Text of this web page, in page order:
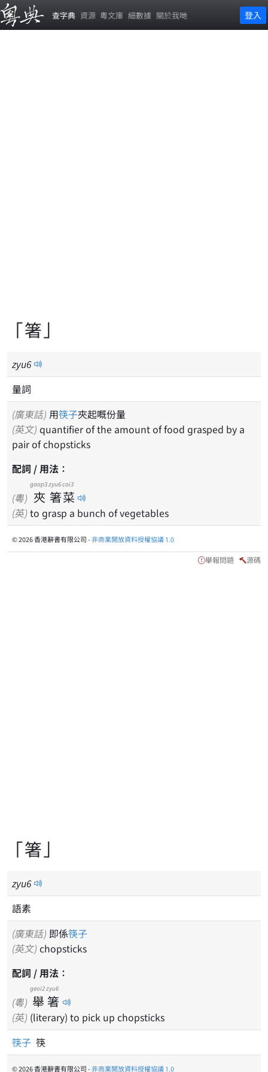
查字典 資源 粵文庫 細數據 關於我哋 登入
「箸」
zyu6
量詞
(廣東話) 用筷子夾起嘅份量
(英文)
pair of chopsticks
配詞 / 用法：
(粵) 夾
gaap3
箸
zyu6
菜
coi3
(英) to grasp a bunch of vegetables
© 2026 香港辭書有限公司 -非商業開放資料授權協議 1.0
舉報問題 源碼
「箸」
zyu6
語素
(廣東話) 即係筷子
(英文) chopsticks
配詞 / 用法：
(粵) 舉
geoi2
箸
zyu6
(英) (literary) to pick up chopsticks
筷子 筷
© 2026 香港辭書有限公司 -非商業開放資料授權協議 1.0